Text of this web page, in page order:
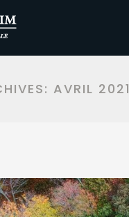
AVRIL 2021